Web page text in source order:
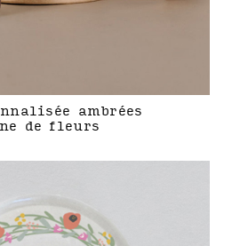
ambrées
de fleurs